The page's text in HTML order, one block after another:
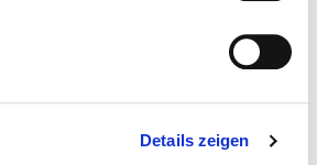
Details zeigen